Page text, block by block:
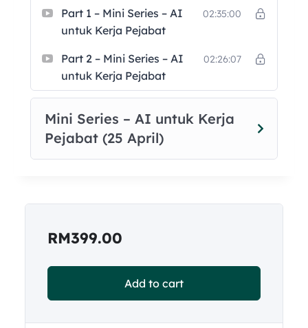
Part 1 – Mini Series – AI
untuk Kerja Pejabat
02:35:00
Part 2 – Mini Series – AI
untuk Kerja Pejabat
02:26:07
Mini Series – AI untuk Kerja
Pejabat (25 April)
RM399.00
Add to cart